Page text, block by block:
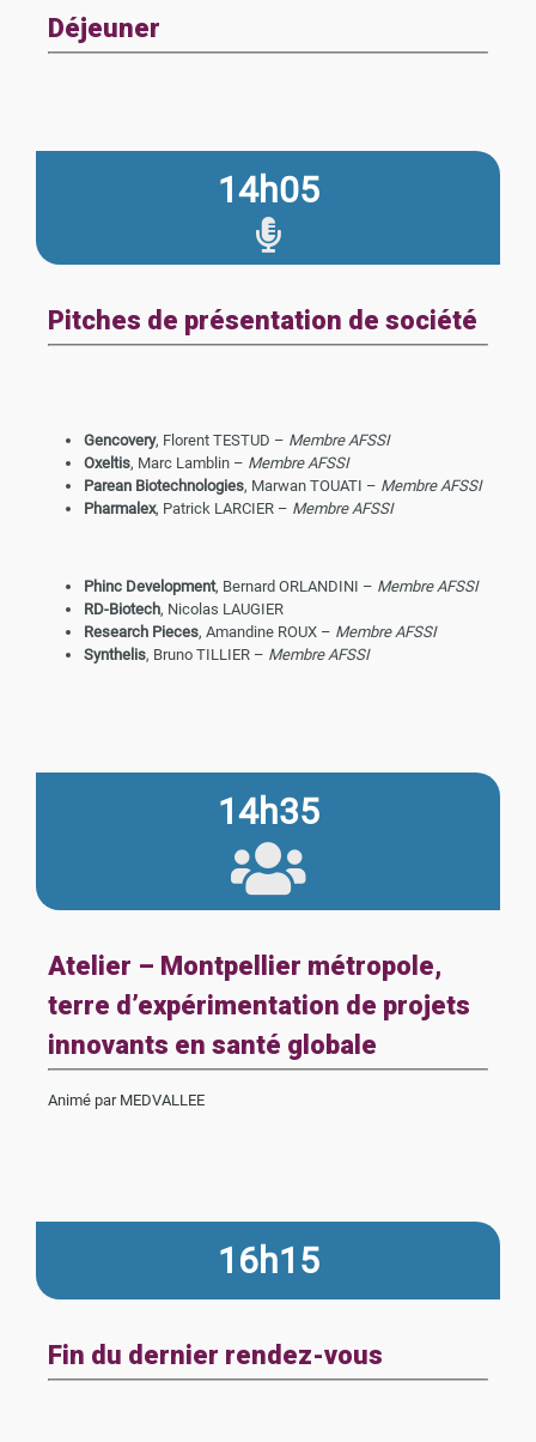
Déjeuner
14h05
Pitches de présentation de société
Gencovery, Florent TESTUD – Membre AFSSI
Oxeltis, Marc Lamblin – Membre AFSSI
Parean Biotechnologies, Marwan TOUATI – Membre AFSSI
Pharmalex, Patrick LARCIER – Membre AFSSI
Phinc Development, Bernard ORLANDINI – Membre AFSSI
RD-Biotech, Nicolas LAUGIER
Research Pieces, Amandine ROUX – Membre AFSSI
Synthelis, Bruno TILLIER – Membre AFSSI
14h35
Atelier – Montpellier métropole,
terre d’expérimentation de projets
innovants en santé globale
Animé par MEDVALLEE
16h15
Fin du dernier rendez-vous